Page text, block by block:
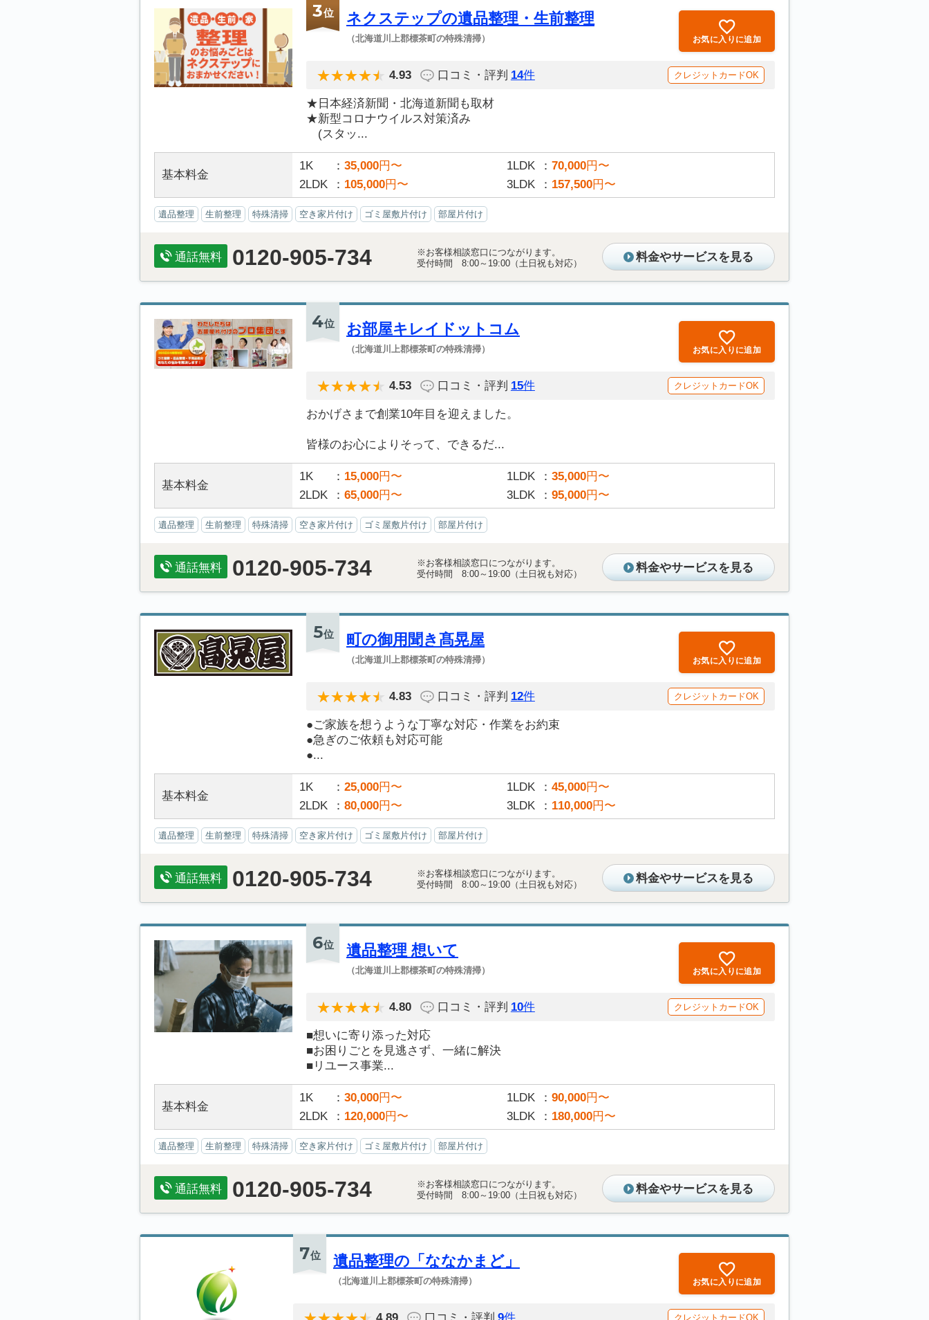
3位 ネクステップの遺品整理・生前整理
（北海道川上郡標茶町の特殊清掃） お気に入りに追加
4.93 口コミ・評判 14件 クレジットカードOK
★日本経済新聞・北海道新聞も取材
★新型コロナウイルス対策済み
(スタッ...
基本料金
1K 35,000円〜 1LDK 70,000円〜
2LDK
105,000円〜 3LDK 157,500円〜
遺品整理 生前整理 特殊清掃 空き家片付け ゴミ屋敷片付け 部屋片付け
通話無料 0120-905-734
※お客様相談窓口につながります。
受付時間 8:00～19:00（土日祝も対応）
料金やサービスを見る
4位 お部屋キレイドットコム
（北海道川上郡標茶町の特殊清掃） お気に入りに追加
4.53 口コミ・評判 15件 クレジットカードOK
おかげさまで創業10年目を迎えました。
皆様のお心によりそって、できるだ...
基本料金
1K 15,000円〜 1LDK 35,000円〜
2LDK
65,000円〜 3LDK 95,000円〜
遺品整理 生前整理 特殊清掃 空き家片付け ゴミ屋敷片付け 部屋片付け
通話無料 0120-905-734
※お客様相談窓口につながります。
受付時間 8:00～19:00（土日祝も対応）
料金やサービスを見る
5位 町の御用聞き髙晃屋
（北海道川上郡標茶町の特殊清掃） お気に入りに追加
4.83 口コミ・評判 12件 クレジットカードOK
●ご家族を想うような丁寧な対応・作業をお約束
●急ぎのご依頼も対応可能
●...
基本料金
1K 25,000円〜 1LDK 45,000円〜
2LDK
80,000円〜 3LDK 110,000円〜
遺品整理 生前整理 特殊清掃 空き家片付け ゴミ屋敷片付け 部屋片付け
通話無料 0120-905-734
※お客様相談窓口につながります。
受付時間 8:00～19:00（土日祝も対応）
料金やサービスを見る
6位 遺品整理 想いて
（北海道川上郡標茶町の特殊清掃） お気に入りに追加
4.80 口コミ・評判 10件 クレジットカードOK
■想いに寄り添った対応
■お困りごとを見逃さず、一緒に解決
■リユース事業...
基本料金
1K 30,000円〜 1LDK 90,000円〜
2LDK
120,000円〜 3LDK 180,000円〜
遺品整理 生前整理 特殊清掃 空き家片付け ゴミ屋敷片付け 部屋片付け
通話無料 0120-905-734
※お客様相談窓口につながります。
受付時間 8:00～19:00（土日祝も対応）
料金やサービスを見る
7位 遺品整理の「ななかまど」
（北海道川上郡標茶町の特殊清掃） お気に入りに追加
クレジットカードOK